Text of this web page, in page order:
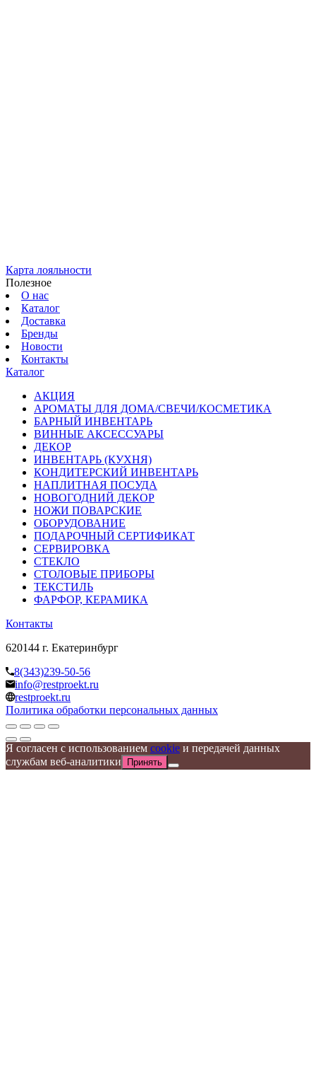
Карта лояльности
Полезное
О нас
Каталог
Доставка
Бренды
Новости
Контакты
Каталог
АКЦИЯ
АРОМАТЫ ДЛЯ ДОМА/СВЕЧИ/КОСМЕТИКА
БАРНЫЙ ИНВЕНТАРЬ
ВИННЫЕ АКСЕССУАРЫ
ДЕКОР
ИНВЕНТАРЬ (КУХНЯ)
КОНДИТЕРСКИЙ ИНВЕНТАРЬ
НАПЛИТНАЯ ПОСУДА
НОВОГОДНИЙ ДЕКОР
НОЖИ ПОВАРСКИЕ
ОБОРУДОВАНИЕ
ПОДАРОЧНЫЙ СЕРТИФИКАТ
СЕРВИРОВКА
СТЕКЛО
СТОЛОВЫЕ ПРИБОРЫ
ТЕКСТИЛЬ
ФАРФОР, КЕРАМИКА
Контакты
620144 г. Екатеринбург
8(343)239-50-56
info@restproekt.ru
restproekt.ru
Политика обработки персональных данных
Я согласен с использованием cookie и передачей данных
службам веб-аналитики
Принять